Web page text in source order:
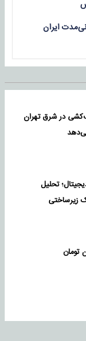
ایران
در شرق تهران
تحلیل
زیرساختی